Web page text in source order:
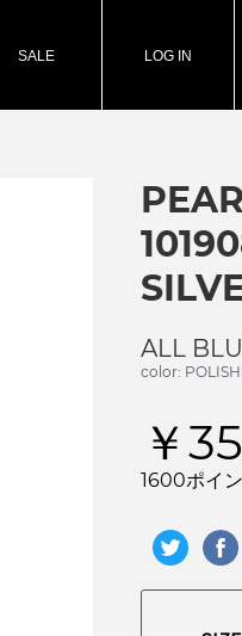
SALE LOG IN
ALL
color:
￥
1600ポイ